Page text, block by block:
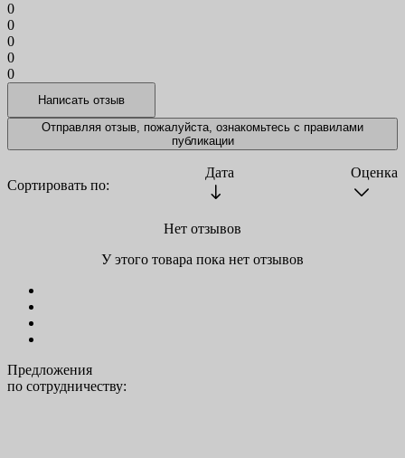
0
0
0
0
0
Отправляя отзыв, пожалуйста, ознакомьтесь с правилами
публикации
Сортировать по:
Дата Оценка
Нет отзывов
У этого товара пока нет отзывов
Предложения
по сотрудничеству: